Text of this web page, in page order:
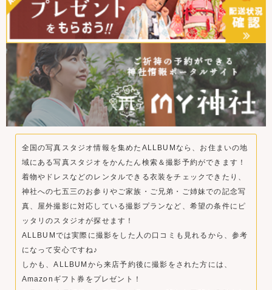
全国の写真スタジオ情報を集めたALLBUMなら、お住まいの地
域にある写真スタジオをかんたん検索＆撮影予約ができます！
着物やドレスなどのレンタルできる衣装をチェックできたり、
神社への七五三のお参りやご家族・ご兄弟・ご姉妹での記念写
真、屋外撮影に対応している撮影プランなど、希望の条件にピ
ッタリのスタジオが探せます！
ALLBUMでは実際に撮影をした人の口コミも見れるから、参考
になって安心ですね♪
しかも、ALLBUMから来店予約後に撮影をされた方には、
Amazonギフト券をプレゼント！